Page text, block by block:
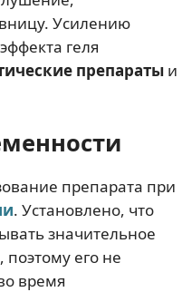
Усилению
геля
препараты и
препарата при
. Установлено, что
значительное
его не
время